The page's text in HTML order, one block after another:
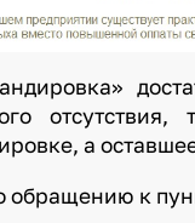
а
обращению к